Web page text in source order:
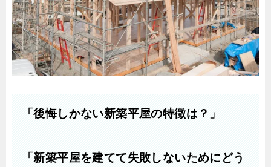
「後悔しかない新築平屋の特徴は？」
「新築平屋を建てて失敗しないためにどう